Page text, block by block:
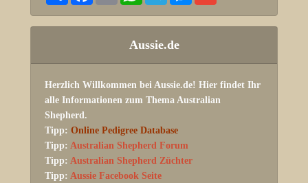
Aussie.de
Herzlich Willkommen bei Aussie.de! Hier findet Ihr
alle Informationen zum Thema Australian
Shepherd.
Tipp: Online Pedigree Database
Tipp: Australian Shepherd Forum
Tipp: Australian Shepherd Züchter
Tipp: Aussie Facebook Seite